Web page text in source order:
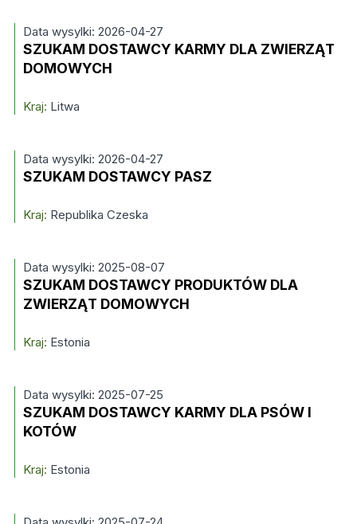
Data wysylki: 2026-04-27
SZUKAM DOSTAWCY KARMY DLA ZWIERZĄT
DOMOWYCH
Kraj: Litwa
Data wysylki: 2026-04-27
SZUKAM DOSTAWCY PASZ
Kraj: Republika Czeska
Data wysylki: 2025-08-07
SZUKAM DOSTAWCY PRODUKTÓW DLA
ZWIERZĄT DOMOWYCH
Kraj: Estonia
Data wysylki: 2025-07-25
SZUKAM DOSTAWCY KARMY DLA PSÓW I
KOTÓW
Kraj: Estonia